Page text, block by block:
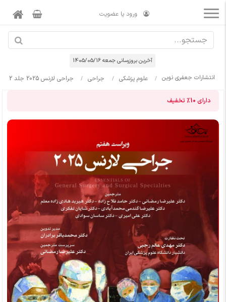
ورود یا عضویت
آخرین بروزرسانی جمعه 1405/05/16
انتشارات جعفری نوین علوم پزشکی جراحی جراحی لارنس 2025 جلد 2
دارای 10% تخفیف